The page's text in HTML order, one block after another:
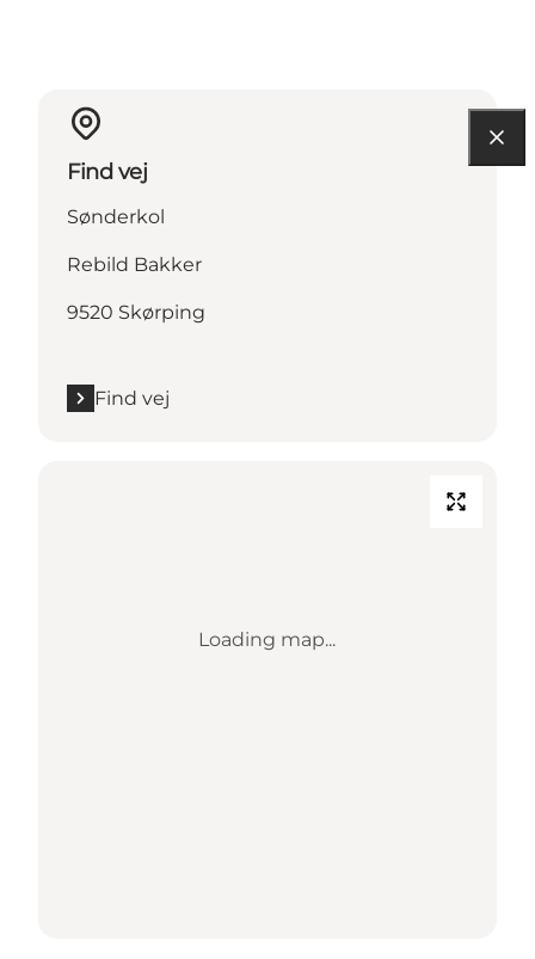
Find vej
Sønderkol
Rebild Bakker
9520 Skørping
Find vej
Loading map...